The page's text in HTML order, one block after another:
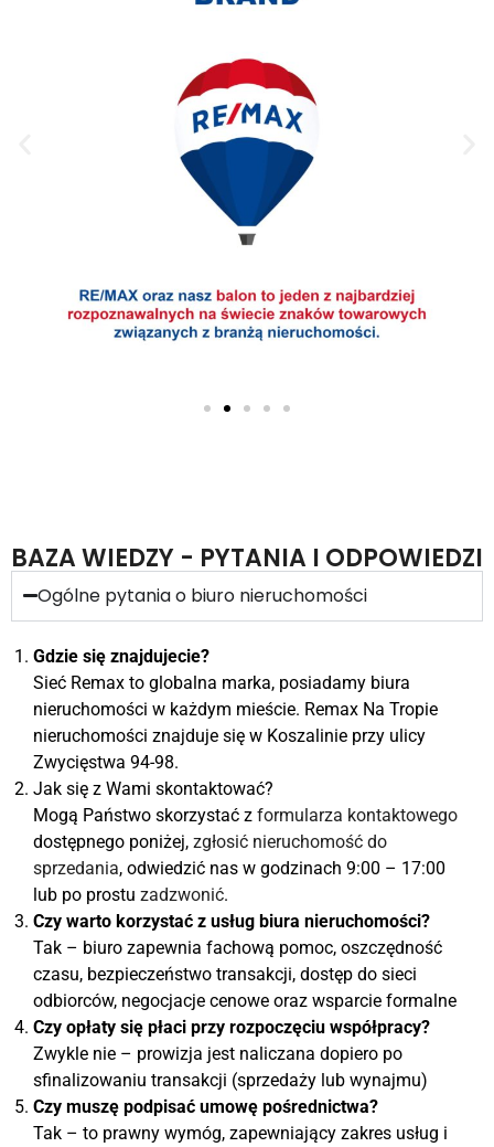
BAZA WIEDZY - PYTANIA I ODPOWIEDZI
Ogólne pytania o biuro nieruchomości
Gdzie się znajdujecie?
Sieć Remax to globalna marka, posiadamy biura
nieruchomości w każdym mieście. Remax Na Tropie
nieruchomości znajduje się w Koszalinie przy ulicy
Zwycięstwa 94-98.
Jak się z Wami skontaktować?
Mogą Państwo skorzystać z formularza kontaktowego
dostępnego poniżej, zgłosić nieruchomość do
sprzedania, odwiedzić nas w godzinach 9:00 – 17:00
lub po prostu zadzwonić.
Czy warto korzystać z usług biura nieruchomości?
Tak – biuro zapewnia fachową pomoc, oszczędność
czasu, bezpieczeństwo transakcji, dostęp do sieci
odbiorców, negocjacje cenowe oraz wsparcie formalne
Czy opłaty się płaci przy rozpoczęciu współpracy?
Zwykle nie – prowizja jest naliczana dopiero po
sfinalizowaniu transakcji (sprzedaży lub wynajmu)
Czy muszę podpisać umowę pośrednictwa?
Tak – to prawny wymóg, zapewniający zakres usług i